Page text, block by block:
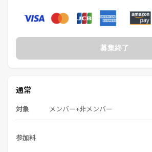
募集終了
通常
対象 メンバー+非メンバー
参加料